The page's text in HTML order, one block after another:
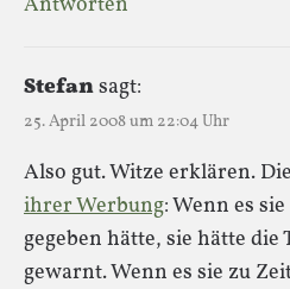
Stefansagt:
25. April 2008 um 22:04 Uhr
Also gut. Witze erklären.
ihrer Werbung: Wenn es
gegeben hätte, sie hätte
gewarnt. Wenn es sie zu